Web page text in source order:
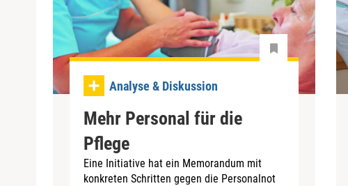
Analyse & Diskussion
Mehr Personal für die
Pflege
Eine Initiative hat ein Memorandum mit
konkreten Schritten gegen die Personalnot